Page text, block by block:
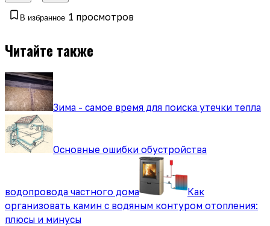
В избранное 1 просмотров
Читайте также
Зима - самое время для поиска утечки тепла
Основные ошибки обустройства
водопровода частного дома
Как
организовать камин с водяным контуром отопления:
плюсы и минусы